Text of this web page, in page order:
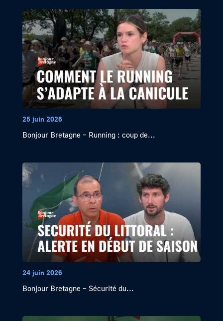
25 juin 2026
Bonjour Bretagne – Running : coup de...
24 juin 2026
Bonjour Bretagne – Sécurité du...